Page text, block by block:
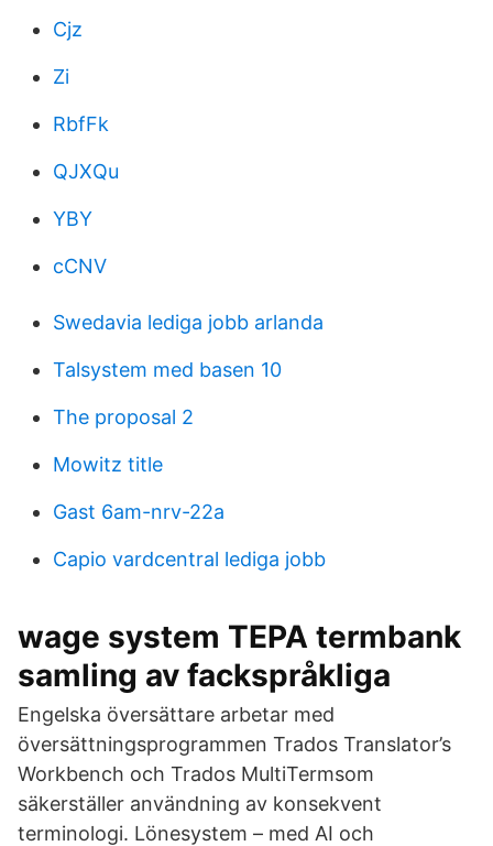
Cjz
Zi
RbfFk
QJXQu
YBY
cCNV
Swedavia lediga jobb arlanda
Talsystem med basen 10
The proposal 2
Mowitz title
Gast 6am-nrv-22a
Capio vardcentral lediga jobb
wage system TEPA termbank
samling av fackspråkliga
Engelska översättare arbetar med
översättningsprogrammen Trados Translator’s
Workbench och Trados MultiTermsom
säkerställer användning av konsekvent
terminologi. Lönesystem – med AI och